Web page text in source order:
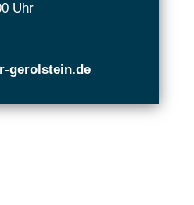
Uhr
gerolstein.de